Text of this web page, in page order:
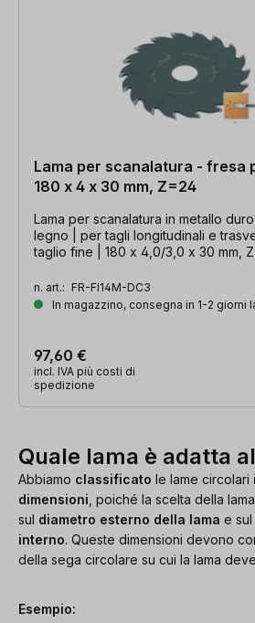
Lama per scanalatura - fresa
180 x 4 x 30 mm, Z=24
Lama per scanalatura in metallo
legno | per tagli longitudinali e
taglio fine | 180 x 4,0/3,0 x 30 mm,
n. art.: FR-FI14M-DC3
In magazzino, consegna in 1-2 giorni
97,60 €
incl. IVA più costi di
spedizione
Quale lama è adatta
Abbiamo classificato le lame circolari
dimensioni , poiché la scelta della
sul diametro esterno della lama e sul
interno. Queste dimensioni devono
della sega circolare su cui la lama
Esempio: